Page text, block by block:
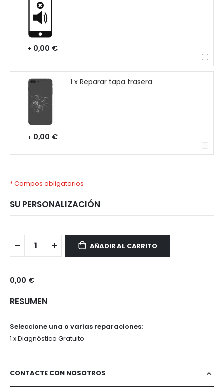
+ 0,00 €
1 x Reparar tapa trasera
+ 0,00 €
* Campos obligatorios
SU PERSONALIZACIÓN
AÑADIR AL CARRITO
0,00 €
RESUMEN
Seleccione una o varias reparaciones:
1 x Diagnóstico Gratuito
CONTACTE CON NOSOTROS